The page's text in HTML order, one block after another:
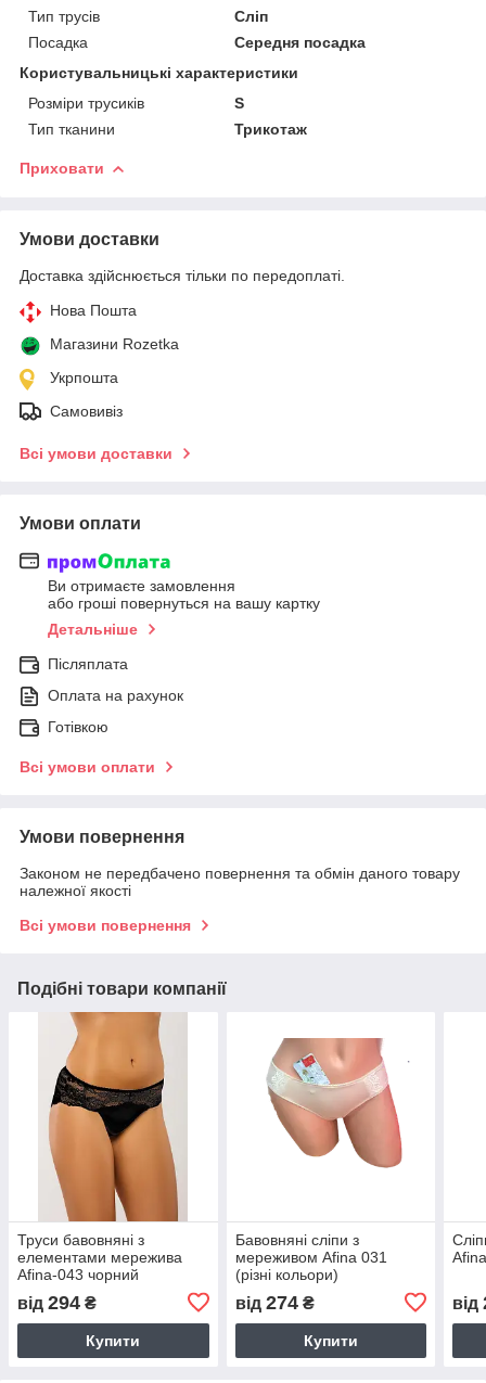
Тип трусів
Сліп
Посадка
Середня посадка
Користувальницькі характеристики
Розміри трусиків
S
Тип тканини
Трикотаж
Приховати
Умови доставки
Доставка здійснюється тільки по передоплаті.
Нова Пошта
Магазини Rozetka
Укрпошта
Самовивіз
Всі умови доставки
Умови оплати
Ви отримаєте замовлення
або гроші повернуться на вашу картку
Детальніше
Післяплата
Оплата на рахунок
Готівкою
Всі умови оплати
Умови повернення
Законом не передбачено повернення та обмін даного товару
належної якості
Всі умови повернення
Подібні товари компанії
Труси бавовняні з
елементами мережива
Afina-043 чорний
від 294 ₴
Купити
Бавовняні сліпи з
мереживом Afina 031
(різні кольори)
від 274₴
Купити
від